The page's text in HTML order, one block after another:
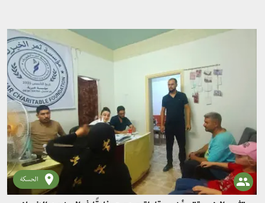
الحسكة